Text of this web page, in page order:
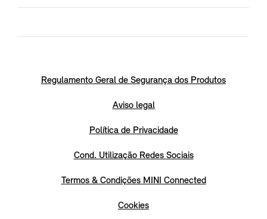
Regulamento Geral de Segurança dos Produtos
Aviso legal
Política de Privacidade
Cond. Utilização Redes Sociais
Termos & Condições MINI Connected
Cookies